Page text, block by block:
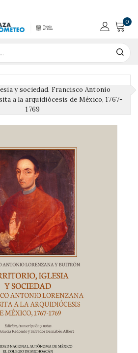
0
y sociedad. Francisco Antonio
a la arquidiócesis de México, 1767-
1769